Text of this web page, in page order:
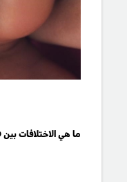
ما هي الاختلافات بين GERD و GERD؟